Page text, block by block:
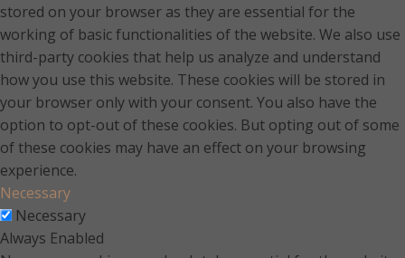
stored on your browser as they are essential for the
working of basic functionalities of the website. We also use
third-party cookies that help us analyze and understand
how you use this website. These cookies will be stored in
your browser only with your consent. You also have the
option to opt-out of these cookies. But opting out of some
of these cookies may have an effect on your browsing
experience.
Necessary
Necessary
Always Enabled